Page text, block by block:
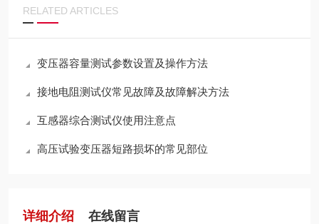
RELATED ARTICLES
变压器容量测试参数设置及操作方法
接地电阻测试仪常见故障及故障解决方法
互感器综合测试仪使用注意点
高压试验变压器短路损坏的常见部位
详细介绍 在线留言